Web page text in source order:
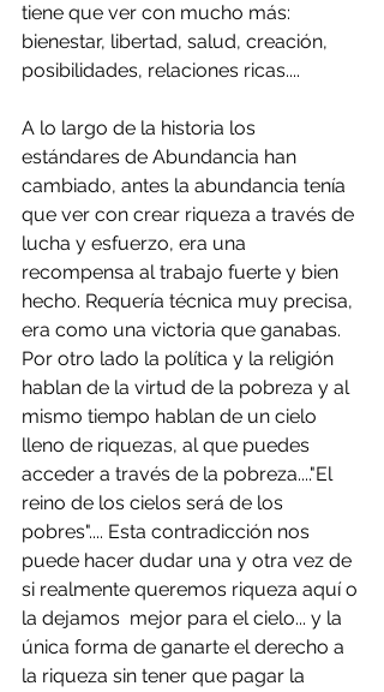
tiene que ver con mucho más:
bienestar, libertad, salud, creación,
posibilidades, relaciones ricas....
A lo largo de la historia los
estándares de Abundancia han
cambiado, antes la abundancia tenía
que ver con crear riqueza a través de
lucha y esfuerzo, era una
recompensa al trabajo fuerte y bien
hecho. Requería técnica muy precisa,
era como una victoria que ganabas.
Por otro lado la política y la religión
hablan de la virtud de la pobreza y al
mismo tiempo hablan de un cielo
lleno de riquezas, al que puedes
acceder a través de la pobreza...."El
reino de los cielos será de los
pobres".... Esta contradicción nos
puede hacer dudar una y otra vez de
si realmente queremos riqueza aquí o
la dejamos  mejor para el cielo... y la
única forma de ganarte el derecho a
la riqueza sin tener que pagar la